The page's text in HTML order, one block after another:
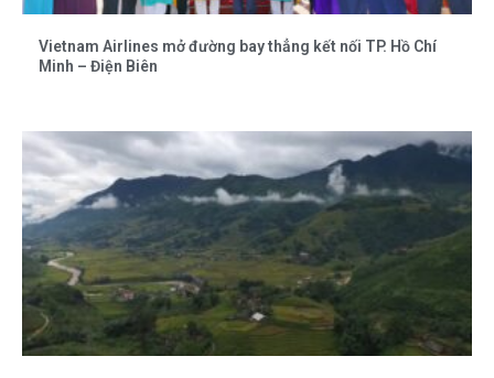
Vietnam Airlines mở đường bay thẳng kết nối TP. Hồ Chí
Minh – Điện Biên